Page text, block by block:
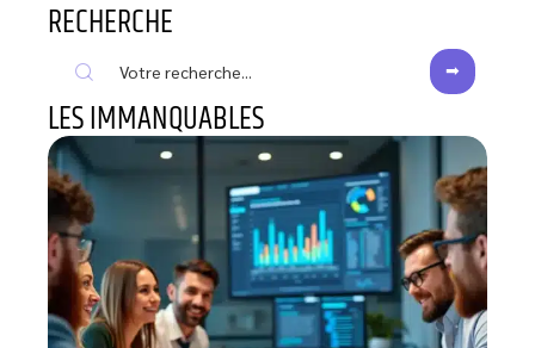
RECHERCHE
LES IMMANQUABLES